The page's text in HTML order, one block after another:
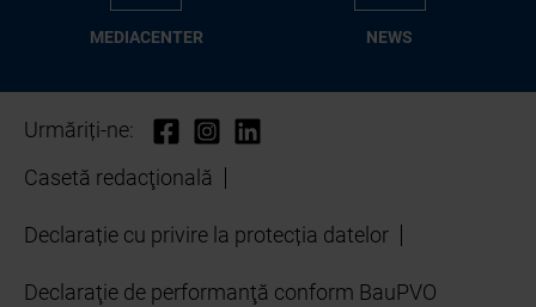
ME­D­IA­CEN­TER NEWS
Urmăriți-ne:
Casetă redacţională
Declarație cu privire la protecția datelor
Declaraţie de performanţă conform BauPVO